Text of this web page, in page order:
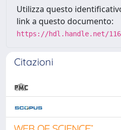
Utilizza questo
link a questo documento:
https://hdl.handle.net/
Citazioni